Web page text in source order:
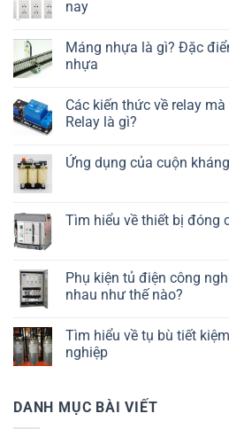
nay
Máng nhựa là gì? Đặc
nhựa
Các kiến thức về relay
Relay là gì?
Ứng dụng của cuộn
Tìm hiểu về thiết bị đóng
Phụ kiện tủ điện công
nhau như thế nào?
Tìm hiểu về tụ bù tiết
nghiệp
DANH MỤC BÀI VIẾT